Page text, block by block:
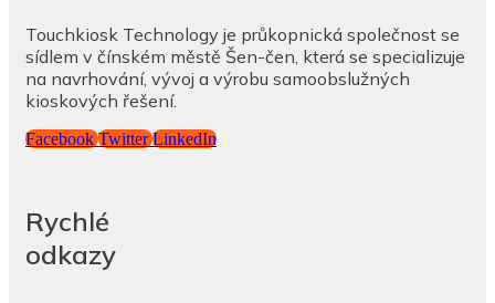
Touchkiosk Technology je průkopnická společnost se
sídlem v čínském městě Šen-čen, která se specializuje
na navrhování, vývoj a výrobu samoobslužných
kioskových řešení.
Facebook Twitter LinkedIn
Rychlé
odkazy